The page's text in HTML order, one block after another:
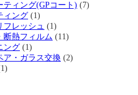
ティング(GPコート) (7)
ィング (1)
フレッシュ (1)
断熱フィルム (11)
ング (1)
ア・ガラス交換 (2)